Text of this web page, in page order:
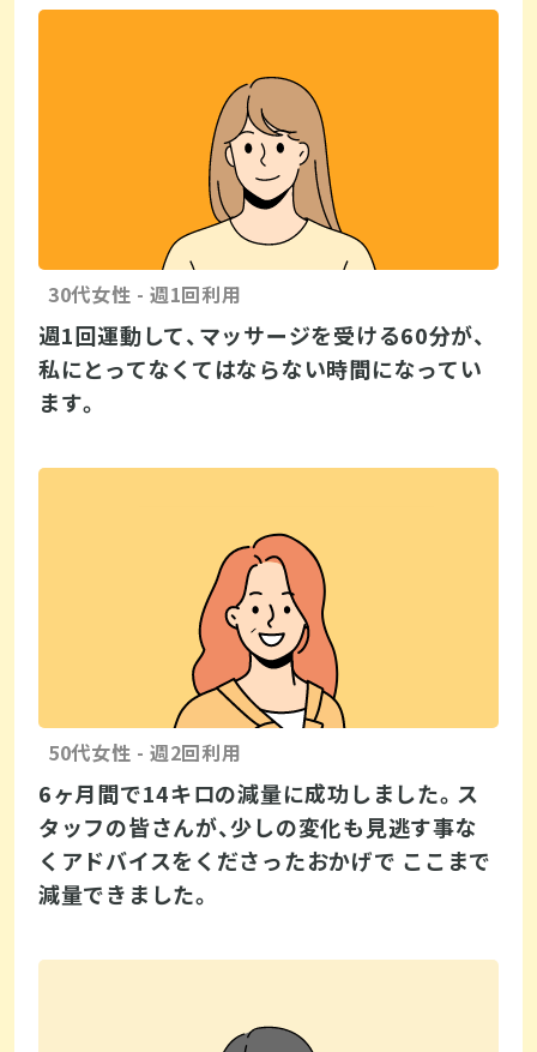
30代女性 - 週1回利用
週1回運動して、マッサージを受ける60分が、
私にとってなくてはならない時間になってい
ます。
50代女性 - 週2回利用
6ヶ月間で14キロの減量に成功しました。ス
タッフの皆さんが、少しの変化も見逃す事な
くアドバイスをくださったおかげで ここまで
減量できました。